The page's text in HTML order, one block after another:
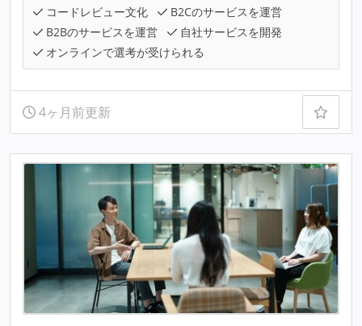
コードレビュー文化
B2Cのサービスを運営
B2Bのサービスを運営
自社サービスを開発
オンラインで選考が受けられる
4ヶ月前更新